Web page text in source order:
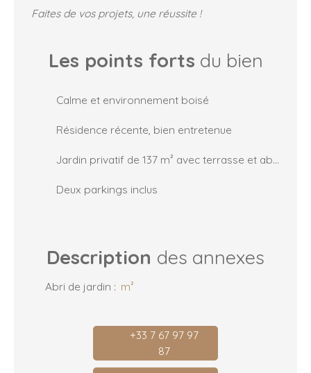
Faites de vos projets, une réussite !
Les points forts du bien
Calme et environnement boisé
Résidence récente, bien entretenue
Jardin privatif de 137 m² avec terrasse et abri de jardin
Deux parkings inclus
Description des annexes
Abri de jardin : m²
+33 7 67 97 97
87